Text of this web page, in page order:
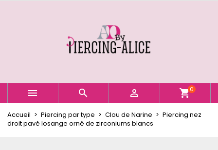
   shopping_cart0
Accueil Piercing par type Clou de Narine
Piercing nez
droit pavé losange orné de zirconiums blancs
Créer une nouvelle liste
Nom de la liste d'envies
Annuler Créer une liste d'envies
Vous devez être connecté pour ajouter des produits
à votre liste d'envies.
Annuler Connexion